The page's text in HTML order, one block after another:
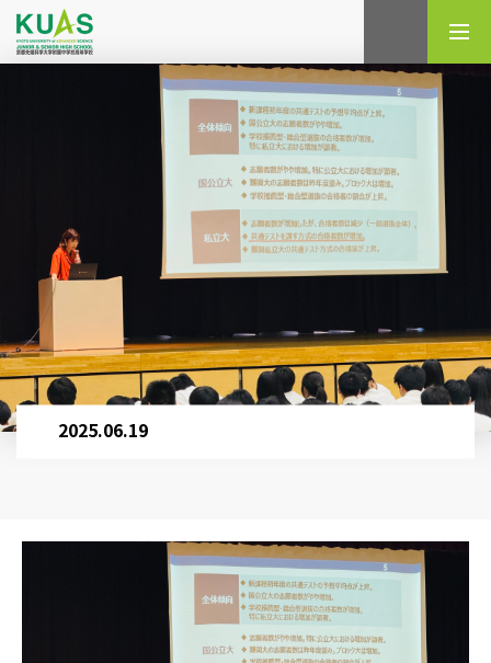
検索
2025.06.19